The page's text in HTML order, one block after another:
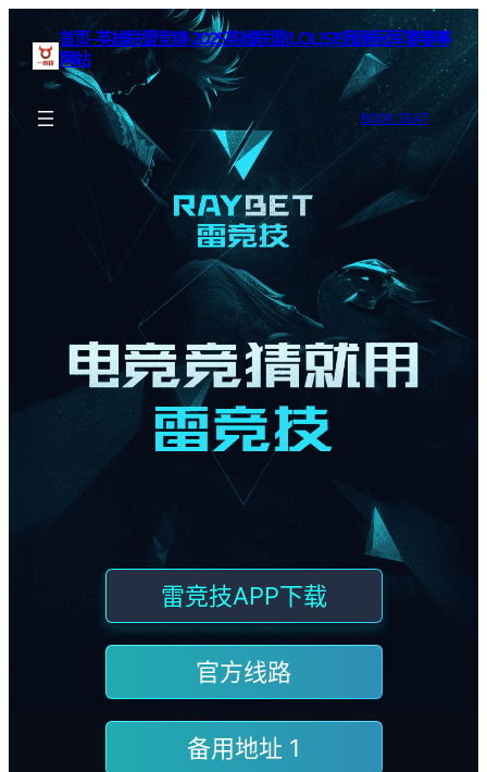
首页–英雄联盟竞猜-2025英雄联盟(LOL)S15预测冠军赛赛事
网站
BOOK SEAT